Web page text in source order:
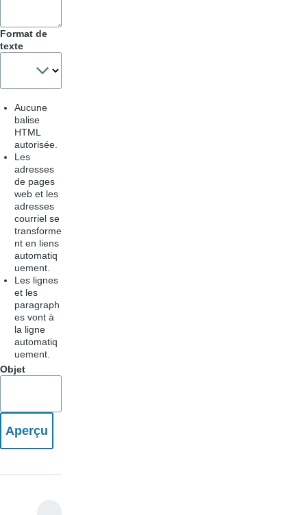
Format de
texte
Aucune
balise
HTML
autorisée.
Les
adresses
de pages
web et les
adresses
courriel se
transforme
nt en liens
automatiq
uement.
Les lignes
et les
paragraph
es vont à
la ligne
automatiq
uement.
Objet